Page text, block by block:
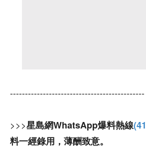
---------------------------------------------
>>>星島網WhatsApp爆料熱線
料一經錄用，薄酬致意。